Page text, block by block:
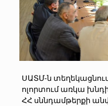
ՍԱՏՄ-ն
ոլորտում առկա
ՀՀ սննդամթերքի